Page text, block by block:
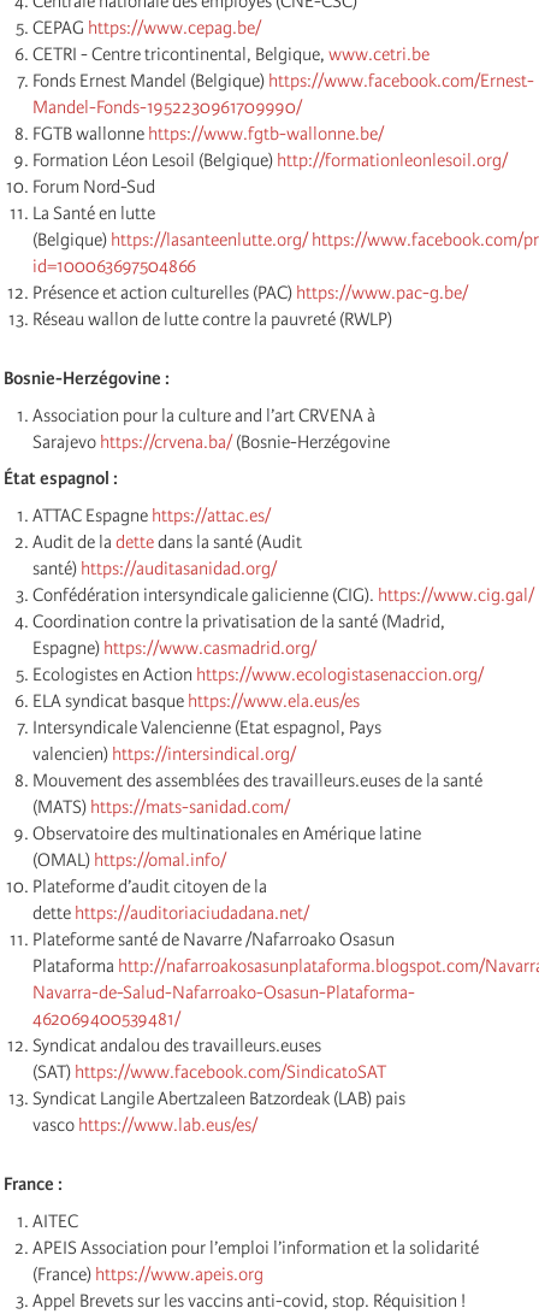
CEPAG https://www.cepag.be/
CETRI - Centre tricontinental, Belgique, www.cetri.be
Fonds Ernest Mandel (Belgique) https://www.facebook.com/Ernest-
Mandel-Fonds-1952230961709990/
FGTB wallonne https://www.fgtb-wallonne.be/
Formation Léon Lesoil (Belgique) http://formationleonlesoil.org/
Forum Nord-Sud
La Santé en lutte
(Belgique) https://lasanteenlutte.org/ https://www.facebook.com/
id=100063697504866
Présence et action culturelles (PAC) https://www.pac-g.be/
Réseau wallon de lutte contre la pauvreté (RWLP)
Bosnie-Herzégovine :
Association pour la culture and l’art CRVENA à
Sarajevo https://crvena.ba/(Bosnie-Herzégovine
État espagnol :
ATTAC Espagne https://attac.es/
Audit de la dettedans la santé (Audit
santé) https://auditasanidad.org/
Confédération intersyndicale galicienne (CIG). https://www.cig.gal/
Coordination contre la privatisation de la santé (Madrid,
Espagne) https://www.casmadrid.org/
Ecologistes en Action https://www.ecologistasenaccion.org/
ELA syndicat basque https://www.ela.eus/es
Intersyndicale Valencienne (Etat espagnol, Pays
valencien) https://intersindical.org/
Mouvement des assemblées des travailleurs.euses de la santé
(MATS) https://mats-sanidad.com/
Observatoire des multinationales en Amérique latine
(OMAL) https://omal.info/
Plateforme d’audit citoyen de la
dette https://auditoriaciudadana.net/
Plateforme santé de Navarre /Nafarroako Osasun
Plataforma http://nafarroakosasunplataforma.blogspot.com/
Navarra-de-Salud-Nafarroako-Osasun-Plataforma-
462069400539481/
Syndicat andalou des travailleurs.euses
(SAT) https://www.facebook.com/SindicatoSAT
Syndicat Langile Abertzaleen Batzordeak (LAB) pais
vasco https://www.lab.eus/es/
France :
AITEC
APEIS Association pour l’emploi l’information et la solidarité
(France) https://www.apeis.org
Appel Brevets sur les vaccins anti-covid, stop. Réquisition !